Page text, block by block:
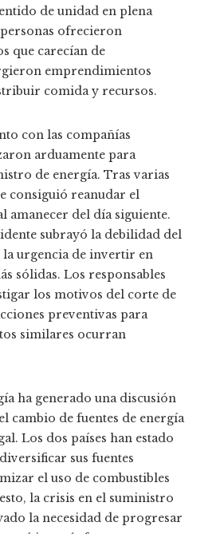
de unidad en plena
ofrecieron
que carecían de
emprendimientos
comida y recursos.
con las compañías
arduamente para
de energía. Tras varias
consiguió reanudar el
amanecer del día siguiente.
subrayó la debilidad del
la urgencia de invertir en
sólidas. Los responsables
los motivos del corte de
preventivas para
similares ocurran
ha generado una discusión
cambio de fuentes de energía
Los dos países han estado
sus fuentes
el uso de combustibles
la crisis en el suministro
la necesidad de progresar